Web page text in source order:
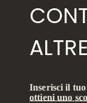
Inserisci il
ottieni uno